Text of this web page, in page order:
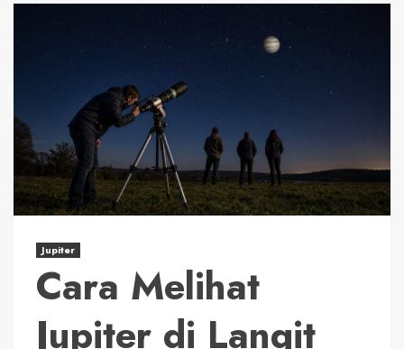
Jupiter
Cara Melihat
Jupiter di Langit